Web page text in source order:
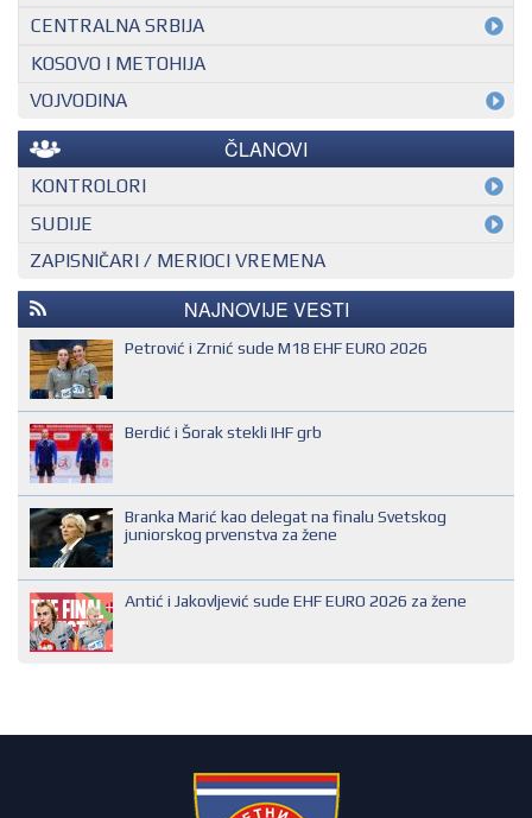
CENTRALNA SRBIJA
KOSOVO I METOHIJA
VOJVODINA
ČLANOVI
KONTROLORI
MEĐUNARODNI KONTROLOR
NACIONALNI KONTROLOR
REGIONALNI KONTROLOR
SUDIJE
EHF SUDIJA
IHF SUDIJA
MLADI EVROPSKI SUDIJA
NACIONALNI SUDIJA
REGIONALNI SUDIJA
SUDIJA DRUGE KATEGORIJE
SUDIJA OMLADINAC
SUDIJA PRVE KATEGORIJE
ZAPISNIČARI / MERIOCI VREMENA
NAJNOVIJE VESTI
Petrović i Zrnić sude M18 EHF EURO 2026
Berdić i Šorak stekli IHF grb
Branka Marić kao delegat na finalu Svetskog
juniorskog prvenstva za žene
Antić i Jakovljević sude EHF EURO 2026 za žene